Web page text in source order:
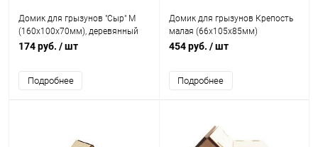
Домик для грызунов "Сыр" М
(160х100х70мм), деревянный
174 руб. / шт
Подробнее
Домик для грызунов Крепость
малая (66х105х85мм)
454 руб. / шт
Подробнее